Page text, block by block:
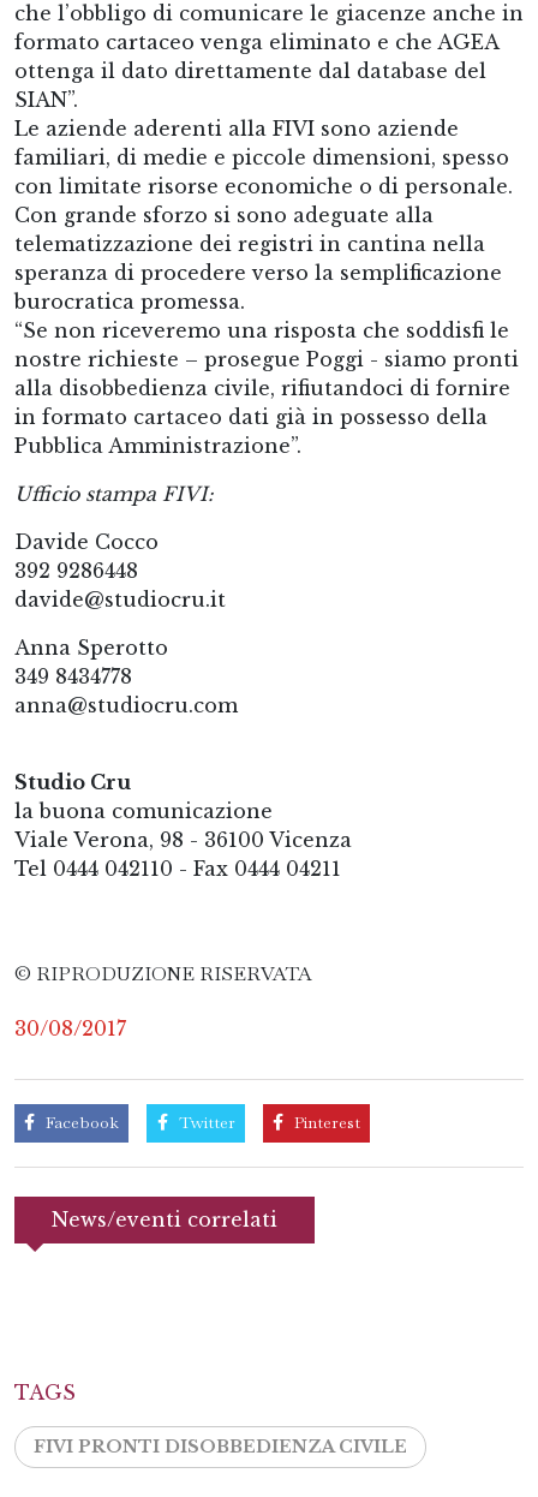
che l’obbligo di comunicare le giacenze anche in
formato cartaceo venga eliminato e che AGEA
ottenga il dato direttamente dal database del
SIAN”.
Le aziende aderenti alla FIVI sono aziende
familiari, di medie e piccole dimensioni, spesso
con limitate risorse economiche o di personale.
Con grande sforzo si sono adeguate alla
telematizzazione dei registri in cantina nella
speranza di procedere verso la semplificazione
burocratica promessa.
“Se non riceveremo una risposta che soddisfi le
nostre richieste – prosegue Poggi - siamo pronti
alla disobbedienza civile, rifiutandoci di fornire
in formato cartaceo dati già in possesso della
Pubblica Amministrazione”.
Ufficio stampa FIVI:
Davide Cocco
392 9286448
davide@studiocru.it
Anna Sperotto
349 8434778
anna@studiocru.com
Studio Cru
la buona comunicazione
Viale Verona, 98 - 36100 Vicenza
Tel 0444 042110 - Fax 0444 04211
© RIPRODUZIONE RISERVATA
30/08/2017
Facebook Twitter Pinterest
News/eventi correlati
TAGS
FIVI PRONTI DISOBBEDIENZA CIVILE